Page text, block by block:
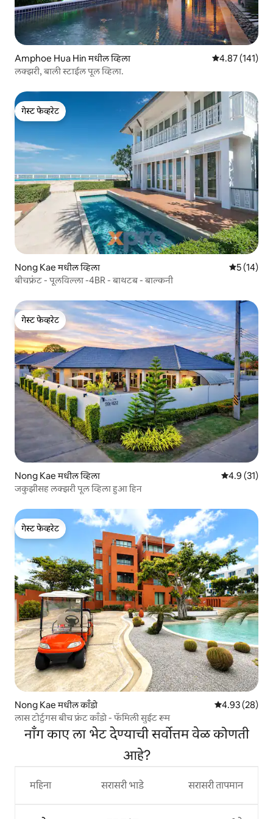
Amphoe Hua Hin मधील व्हिला 5 पैकी 4.87
4.87 (141)
लक्झरी, बाली स्टाईल पूल व्हिला.
गेस्ट फेव्हरेट
गेस्ट फेव्हरेट
Nong Kae मधील व्हिला 5 पैकी 5
5 (14)
बीचफ्रंट - पूलविल्ला -4BR - बाथटब - बाल्कनी
गेस्ट फेव्हरेट
गेस्ट फेव्हरेट
Nong Kae मधील व्हिला 5 पैकी 4.9
4.9 (31)
जकुझीसह लक्झरी पूल व्हिला हुआ हिन
गेस्ट फेव्हरेट
गेस्ट फेव्हरेट
Nong Kae मधील काँडो 5 पैकी 4.93
4.93 (28)
लास टोर्टुगस बीच फ्रंट काँडो - फॅमिली सुईट रूम
नॉंग काए ला भेट देण्याची सर्वोत्तम वेळ कोणती
आहे?
महिना सरासरी भाडे सरासरी तापमान